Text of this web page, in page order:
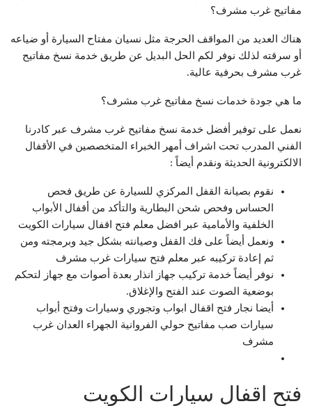
مفاتيح غرب مشرف؟
هناك العديد من المواقف الحرجة مثل نسيان مفتاح السيارة أو ضياعه
أو سرقته لذلك نوفر لكم الحل البديل عن طريق خدمة نسخ مفاتيح
غرب مشرف بحرفية عالية.
ما هي جودة خدمات نسخ مفاتيح غرب مشرف؟
نعمل على توفير أفضل خدمة نسخ مفاتيح غرب مشرف عبر كادرنا
الفني المدرب تحت اشراف أمهر الخبراء المتخصصين في الأقفال
الالكترونية الحديثة ونقدم أيضاً :
نقوم بصيانة القفل المركزي للسيارة عن طريق فحص
الحساس وفحص شحن البطارية والتأكد من أقفال الأبواب
الخلفية والأمامية عبر افضل معلم فتح اقفال سيارات الكويت
ونعمل أيضاً على فك القفل وصيانته بشكل جيد وبرمجته ومن
ثم إعادة تركيبه عبر معلم فتح سيارات غرب مشرف
نوفر أيضاً خدمة تركيب جهاز انذار بعدة أصوات مع جهاز لتحكم
بوضعية الصوت عند الفتح والإغلاق.
أيضا نجار فتح اقفال ابواب وتجوري وسيارات وفتح أبواب
سيارات صب مفاتيح حولي الفروانية الجهراء العدان غرب
مشرف
فتح اقفال سيارات الكويت